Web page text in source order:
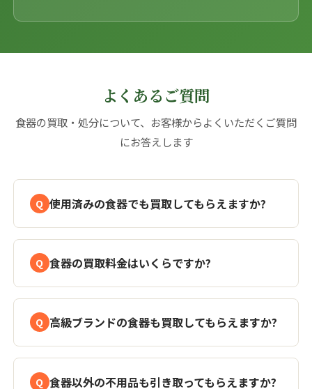
よくあるご質問
食器の買取・処分について、お客様からよくいただくご質問
にお答えします
使用済みの食器でも買取してもらえますか?
食器の買取料金はいくらですか?
高級ブランドの食器も買取してもらえますか?
食器以外の不用品も引き取ってもらえますか?